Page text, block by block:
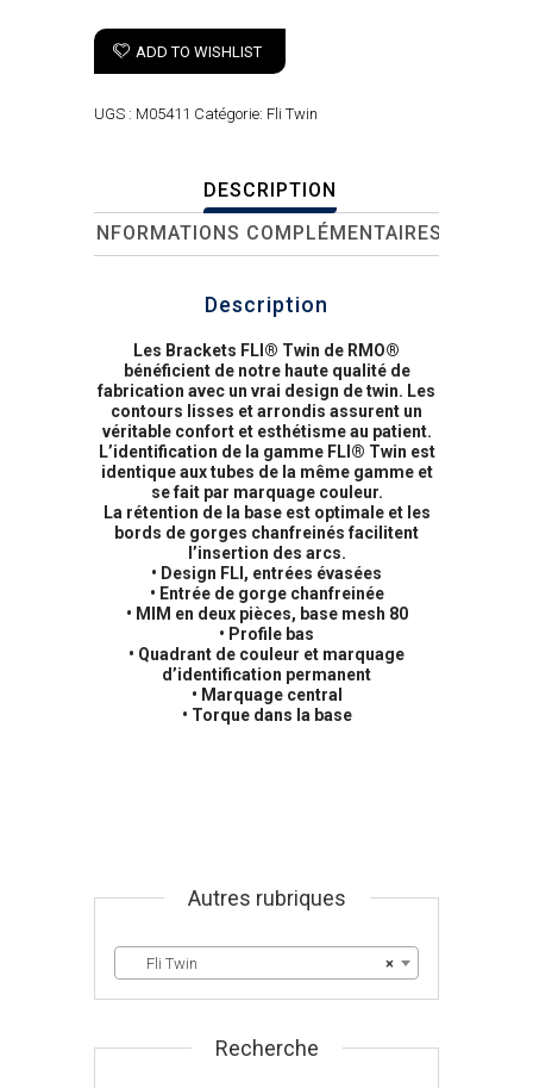
ADD TO WISHLIST
UGS : M05411 Catégorie: Fli Twin
DESCRIPTION
INFORMATIONS COMPLÉMENTAIRES
Description
Les Brackets FLI® Twin de RMO®
bénéficient de notre haute qualité de
fabrication avec un vrai design de twin. Les
contours lisses et arrondis assurent un
véritable confort et esthétisme au patient.
L’identification de la gamme FLI® Twin est
identique aux tubes de la même gamme et
se fait par marquage couleur.
La rétention de la base est optimale et les
bords de gorges chanfreinés facilitent
l’insertion des arcs.
• Design FLI, entrées évasées
• Entrée de gorge chanfreinée
• MIM en deux pièces, base mesh 80
• Profile bas
• Quadrant de couleur et marquage
d’identification permanent
• Marquage central
• Torque dans la base
Autres rubriques
×
Fli Twin
Recherche